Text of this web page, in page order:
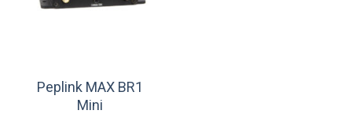
Peplink MAX BR1
Mini